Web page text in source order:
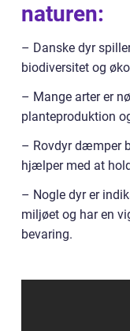
naturen:
– Danske dyr
biodiversitet og
– Mange arter er
planteproduktion
– Rovdyr dæmper
hjælper med at
– Nogle dyr er
miljøet og har en
bevaring.